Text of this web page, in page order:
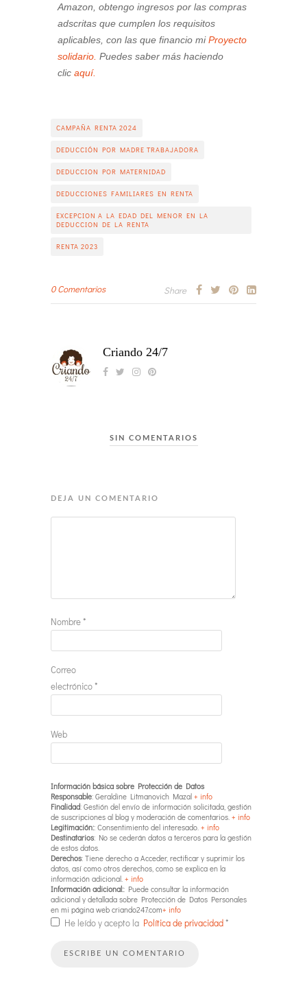
Amazon, obtengo ingresos por las compras
adscritas que cumplen los requisitos
aplicables, con las que financio miProyecto
solidario. Puedes saber más haciendo
clic aquí.
CAMPAÑA RENTA 2024
DEDUCCIÓN POR MADRE TRABAJADORA
DEDUCCION POR MATERNIDAD
DEDUCCIONES FAMILIARES EN RENTA
EXCEPCION A LA EDAD DEL MENOR EN LA
DEDUCCION DE LA RENTA
RENTA 2023
0 Comentarios Share
Criando 24/7
SIN COMENTARIOS
DEJA UN COMENTARIO
Nombre*
Correo
electrónico*
Web
Información básica sobre Protección de Datos
Responsable: Geraldine Litmanovich Mazal + info
Finalidad: Gestión del envío de información solicitada, gestión
de suscripciones al blog y moderación de comentarios. + info
Legitimación:: Consentimiento del interesado. + info
Destinatarios: No se cederán datos a terceros para la gestión
de estos datos.
Derechos: Tiene derecho a Acceder, rectificar y suprimir los
datos, así como otros derechos, como se explica en la
información adicional. + info
Información adicional:: Puede consultar la información
adicional y detallada sobre Protección de Datos Personales
en mi página web criando247.com+ info
He leído y acepto la Política de privacidad*